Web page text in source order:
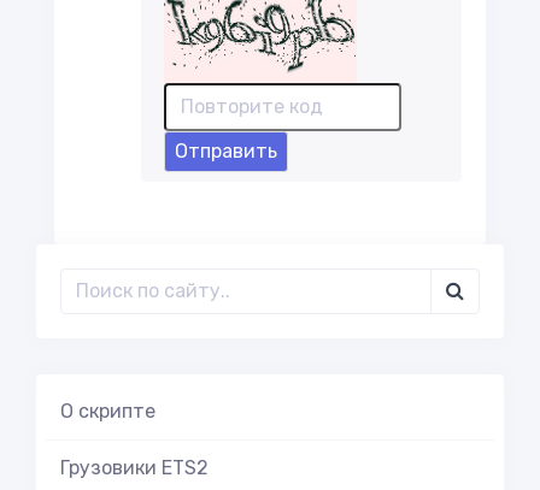
Отправить
О скрипте
Грузовики ETS2